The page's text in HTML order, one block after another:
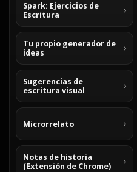
Spark: Ejercicios de
Escritura
Tu propio generador de
ideas
Sugerencias de
escritura visual
Microrrelato
Notas de historia
(Extensión de Chrome)